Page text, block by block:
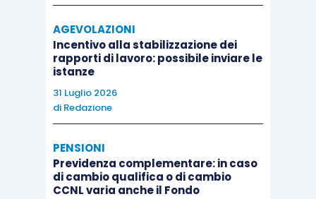
AGEVOLAZIONI
Incentivo alla stabilizzazione dei
rapporti di lavoro: possibile inviare le
istanze
31 Luglio 2026
di Redazione
PENSIONI
Previdenza complementare: in caso
di cambio qualifica o di cambio
CCNL varia anche il Fondo